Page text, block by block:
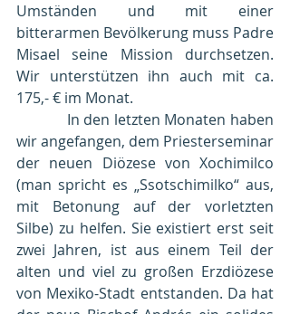
Umständen und mit einer
bitterarmen Bevölkerung muss Padre
Misael seine Mission durchsetzen.
Wir unterstützen ihn auch mit ca.
175,- € im Monat.
In den letzten Monaten haben
wir angefangen, dem Priesterseminar
der neuen Diözese von Xochimilco
(man spricht es „Ssotschimilko“ aus,
mit Betonung auf der vorletzten
Silbe) zu helfen. Sie existiert erst seit
zwei Jahren, ist aus einem Teil der
alten und viel zu großen Erzdiözese
von Mexiko-Stadt entstanden. Da hat